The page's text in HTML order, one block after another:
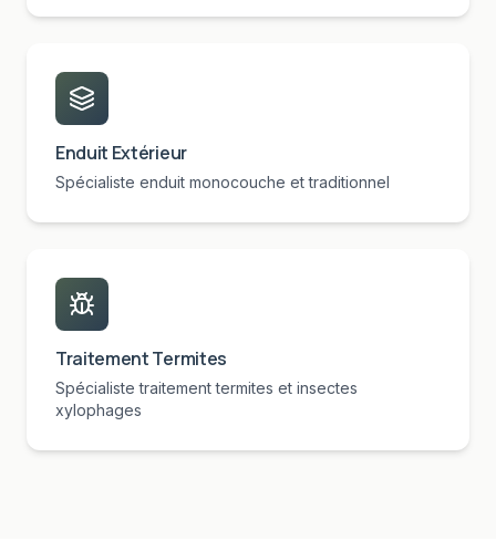
Enduit Extérieur
Spécialiste enduit monocouche et traditionnel
Traitement Termites
Spécialiste traitement termites et insectes
xylophages